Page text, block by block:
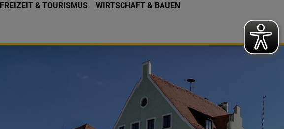
FREIZEIT & TOURISMUS WIRTSCHAFT & BAUEN